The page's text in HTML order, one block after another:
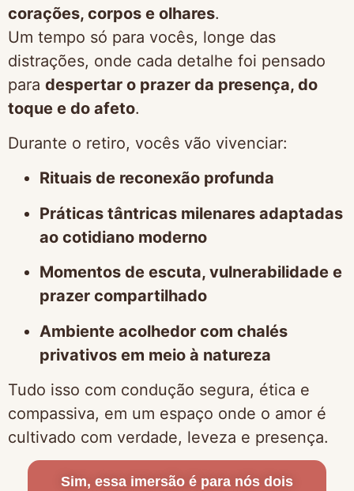
corações, corpos e olhares.
Um tempo só para vocês, longe das
distrações, onde cada detalhe foi pensado
para despertar o prazer da presença, do
toque e do afeto.
Durante o retiro, vocês vão vivenciar:
Rituais de reconexão profunda
Práticas tântricas milenares adaptadas
ao cotidiano moderno
Momentos de escuta, vulnerabilidade e
prazer compartilhado
Ambiente acolhedor com chalés
privativos em meio à natureza
Tudo isso com condução segura, ética e
compassiva, em um espaço onde o amor é
cultivado com verdade, leveza e presença.
Sim, essa imersão é para nós dois